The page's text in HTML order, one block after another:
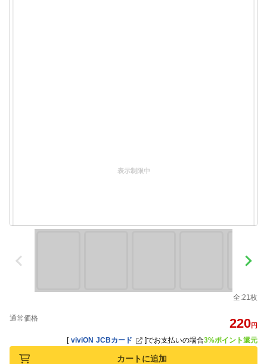
表示制限中
全:21枚
通常価格 220円
[ viviON JCBカード ]でお支払いの場合3%ポイント還元
カートに追加